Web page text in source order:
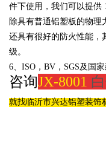
件下使用，我们可以提供
除具有普通铝塑板的物理
还具有很好的防火性能，
级。
6、 ISO，BV，SGS及国
咨询JX-8001
就找临沂市兴达铝塑装饰